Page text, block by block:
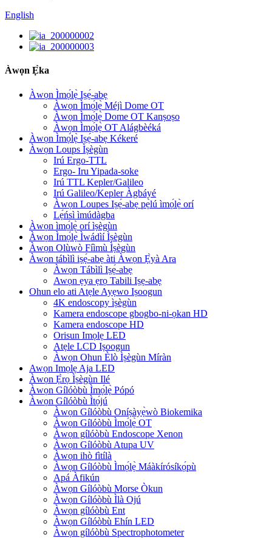
English
Àwọn Ẹ̀ka
Àwọn Ìmọ́lẹ̀ Iṣẹ́-abẹ
Àwọn Ìmọ́lẹ̀ Méjì Dome OT
Àwọn Ìmọ́lẹ̀ Dome OT Kanṣoṣo
Àwọn Ìmọ́lẹ̀ OT Alágbèéká
Àwọn Ìmọ́lẹ̀ Iṣẹ́-abẹ Kékeré
Àwọn Loups Ìṣègùn
Irú Ergo-TTL
Ergo- Iru Yipada-soke
Irú TTL Kepler/Galileo
Irú Galileo/Kepler Àgbáyé
Àwọn Loupes Iṣẹ́-abẹ pẹ̀lú ìmọ́lẹ̀ orí
Lẹ́ńsì ìmúdàgba
Àwọn ìmọ́lẹ̀ orí ìṣègùn
Àwọn Ìmọ́lẹ̀ Ìwádìí Ìṣègùn
Àwọn Olùwò Fíìmù Ìṣègùn
Àwọn tábìlì iṣẹ́-abẹ àti Àwọn Ẹ̀yà Ara
Àwọn Tábìlì Iṣẹ́-abẹ
Awọn ẹya ẹrọ Tabili Iṣẹ-abẹ
Ohun elo ati Atẹle Ayẹwo Iṣoogun
4K endoscopy ìṣègùn
Kamera endoscope gbogbo-ni-ọkan HD
Kamera endoscope HD
Orisun Imọlẹ LED
Atẹle LCD Iṣoogun
Àwọn Ohun Èlò Ìṣègùn Míràn
Awọn Imọlẹ Aja LED
Àwọn Ẹ̀rọ Ìṣègùn Ilé
Àwọn Gílóòbù Ìmọ́lẹ̀ Pópó
Àwọn Gílóòbù Ìtọ́jú
Àwọn Gílóòbù Oníṣàyẹ̀wò Biokemika
Àwọn Gílóòbù Ìmọ́lẹ̀ OT
Àwọn gílóòbù Endoscope Xenon
Àwọn Gílóòbù Atupa UV
Àwọn ihò fìtílà
Àwọn Gílóòbù Ìmọ́lẹ̀ Máàkírósíkọ́pù
Apá Àfikún
Àwọn Gílóòbù Morse Òkun
Àwọn Gílóòbù Ìlà Ojú
Àwọn gílóòbù Ent
Àwọn Gílóòbù Ehín LED
Àwọn gílóòbù Spectrophotometer